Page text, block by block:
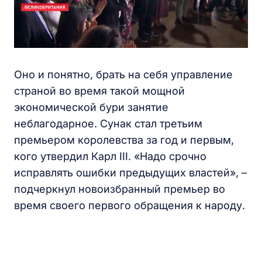
Оно и понятно, брать на себя управление
страной во время такой мощной
экономической бури занятие
неблагодарное. Сунак стал третьим
премьером королевства за год и первым,
кого утвердил Карл III. «Надо срочно
исправлять ошибки предыдущих властей», –
подчеркнул новоизбранный премьер во
время своего первого обращения к народу.